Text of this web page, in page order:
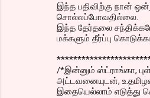
இந்த பதிவிற்கு நான்
சொல்லப்போவதில்லை.
இந்த தேர்தலை
மக்களும் தீர்ப்பு
/*இன்னும் ஸ்ட்ராங்கா,
அட்டவனையுடன்,
இதையெல்லாம் எடுத்து